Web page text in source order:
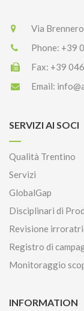
Via
Phone: +39
Fax: +39
Email:
SERVIZI AI SOCI
Qualità Trentino
Servizi
GlobalGap
Disciplinari di
Revisione
Registro di
Monitoraggio
INFORMATION